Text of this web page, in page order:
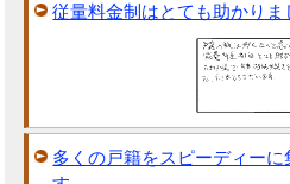
従量料金制はとても助かりま
多くの戸籍をスピーディー